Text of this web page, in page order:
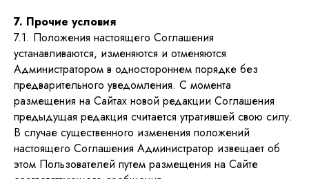
7. Прочие условия
7.1. Положения настоящего Соглашения
устанавливаются, изменяются и отменяются
Администратором в одностороннем порядке без
предварительного уведомления. С момента
размещения на Сайтах новой редакции Соглашения
предыдущая редакция считается утратившей свою силу.
В случае существенного изменения положений
настоящего Соглашения Администратор извещает об
этом Пользователей путем размещения на Сайте
Политика в
Договор-оферта на
Договор-оферта на
ул.Малая Молчановка, 4
945 45 45
Договор оферта